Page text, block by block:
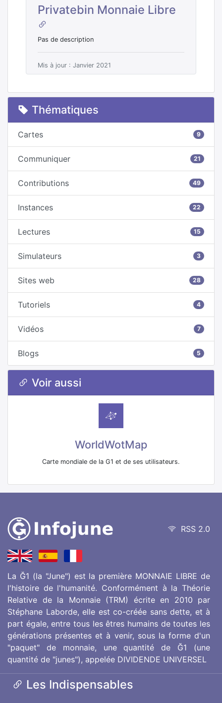
Privatebin Monnaie Libre
Pas de description
Mis à jour : Janvier 2021
Thématiques
Cartes 9
Communiquer 21
Contributions 49
Instances 22
Lectures 15
Simulateurs 3
Sites web 28
Tutoriels 4
Vidéos 7
Blogs 5
Voir aussi
WorldWotMap
Carte mondiale de la G1 et de ses utilisateurs.
RSS 2.0
La Ğ1 (la "June") est la première MONNAIE LIBRE de
l'histoire de l'humanité. Conformément à la Théorie
Relative de la Monnaie (TRM) écrite en 2010 par
Stéphane Laborde, elle est co-créée sans dette, et à
part égale, entre tous les êtres humains de toutes les
générations présentes et à venir, sous la forme d'un
"paquet" de monnaie, une quantité de Ğ1 (une
quantité de "junes"), appelée DIVIDENDE UNIVERSEL
Les Indispensables